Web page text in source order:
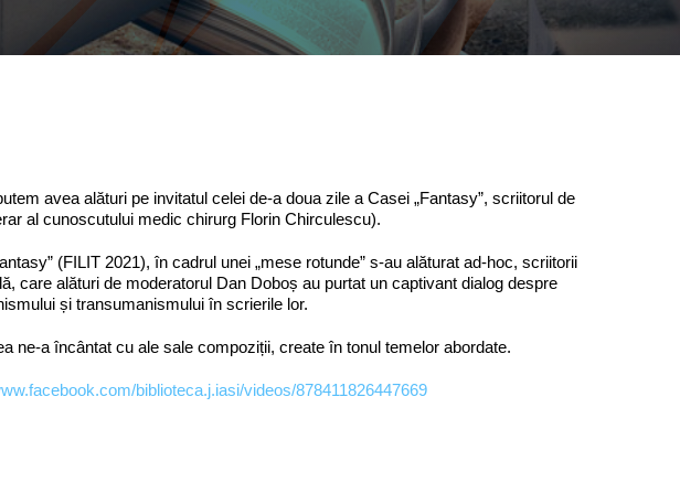
avea alături pe invitatul celei de-a doua zile a Casei „Fantasy”, scriitorul de
al cunoscutului medic chirurg Florin Chirculescu).
(FILIT 2021), în cadrul unei „mese rotunde” s-au alăturat ad-hoc, scriitorii
care alături de moderatorul Dan Doboș au purtat un captivant dialog despre
și transumanismului în scrierile lor.
ne-a încântat cu ale sale compoziții, create în tonul temelor abordate.
biblioteca.j.iasi/videos/878411826447669